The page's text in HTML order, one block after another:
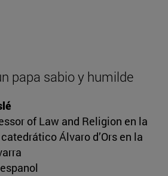
papa sabio y humilde
of Law and Religion en la
Álvaro d’Ors en la